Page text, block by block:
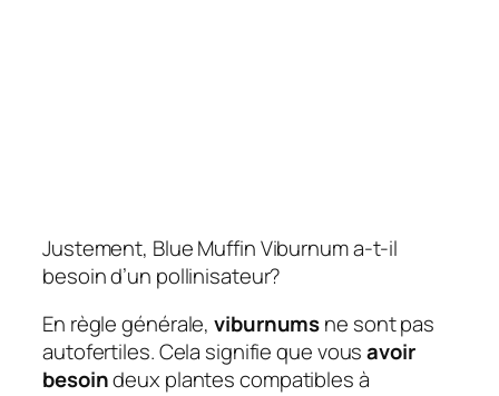
Justement, Blue Muffin Viburnum a-t-il
besoin d’un pollinisateur?
En règle générale,viburnumsne sont pas
autofertiles. Cela signifie que vousavoir
besoindeux plantes compatibles à